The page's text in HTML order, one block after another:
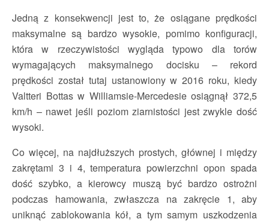
Jedną z konsekwencji jest to, że osiągane prędkości
maksymalne są bardzo wysokie, pomimo konfiguracji,
która w rzeczywistości wygląda typowo dla torów
wymagających maksymalnego docisku – rekord
prędkości został tutaj ustanowiony w 2016 roku, kiedy
Valtteri Bottas w Williamsie-Mercedesie osiągnął 372,5
km/h – nawet jeśli poziom ziarnistości jest zwykle dość
wysoki.
Co więcej, na najdłuższych prostych, głównej i między
zakrętami 3 i 4, temperatura powierzchni opon spada
dość szybko, a kierowcy muszą być bardzo ostrożni
podczas hamowania, zwłaszcza na zakręcie 1, aby
uniknąć zablokowania kół, a tym samym uszkodzenia